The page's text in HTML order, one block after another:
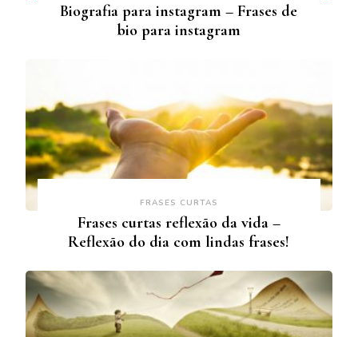
Biografia para instagram – Frases de
bio para instagram
FRASES CURTAS
Frases curtas reflexão da vida –
Reflexão do dia com lindas frases!